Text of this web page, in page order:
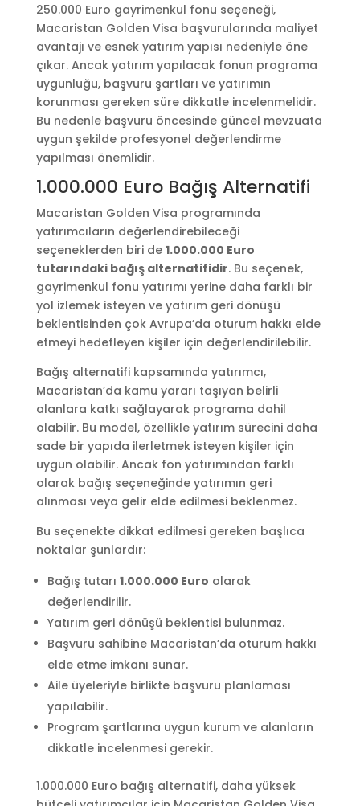
250.000 Euro gayrimenkul fonu seçeneği,
Macaristan Golden Visa başvurularında maliyet
avantajı ve esnek yatırım yapısı nedeniyle öne
çıkar. Ancak yatırım yapılacak fonun programa
uygunluğu, başvuru şartları ve yatırımın
korunması gereken süre dikkatle incelenmelidir.
Bu nedenle başvuru öncesinde güncel mevzuata
uygun şekilde profesyonel değerlendirme
yapılması önemlidir.
1.000.000 Euro Bağış Alternatifi
Macaristan Golden Visa programında
yatırımcıların değerlendirebileceği
seçeneklerden biri de 1.000.000 Euro
tutarındaki bağış alternatifidir. Bu seçenek,
gayrimenkul fonu yatırımı yerine daha farklı bir
yol izlemek isteyen ve yatırım geri dönüşü
beklentisinden çok Avrupa’da oturum hakkı elde
etmeyi hedefleyen kişiler için değerlendirilebilir.
Bağış alternatifi kapsamında yatırımcı,
Macaristan’da kamu yararı taşıyan belirli
alanlara katkı sağlayarak programa dahil
olabilir. Bu model, özellikle yatırım sürecini daha
sade bir yapıda ilerletmek isteyen kişiler için
uygun olabilir. Ancak fon yatırımından farklı
olarak bağış seçeneğinde yatırımın geri
alınması veya gelir elde edilmesi beklenmez.
Bu seçenekte dikkat edilmesi gereken başlıca
noktalar şunlardır:
Bağış tutarı 1.000.000 Euro olarak
değerlendirilir.
Yatırım geri dönüşü beklentisi bulunmaz.
Başvuru sahibine Macaristan’da oturum hakkı
elde etme imkanı sunar.
Aile üyeleriyle birlikte başvuru planlaması
yapılabilir.
Program şartlarına uygun kurum ve alanların
dikkatle incelenmesi gerekir.
1.000.000 Euro bağış alternatifi, daha yüksek